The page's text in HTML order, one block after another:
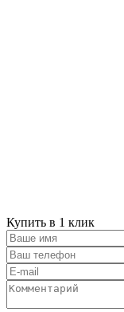
Купить в 1 клик